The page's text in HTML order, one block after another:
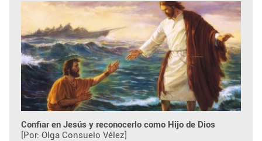
Confiar en Jesús y reconocerlo como Hijo de Dios
[Por: Olga Consuelo Vélez]